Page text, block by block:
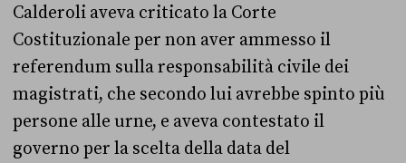
Calderoli aveva criticato la Corte
Costituzionale per non aver ammesso il
referendum sulla responsabilità civile dei
magistrati, che secondo lui avrebbe spinto più
persone alle urne, e aveva contestato il
governo per la scelta della data del